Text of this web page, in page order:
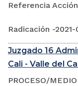
Referencia
Radicación -
Juzgado 16
Cali - Valle del
PROCESO/